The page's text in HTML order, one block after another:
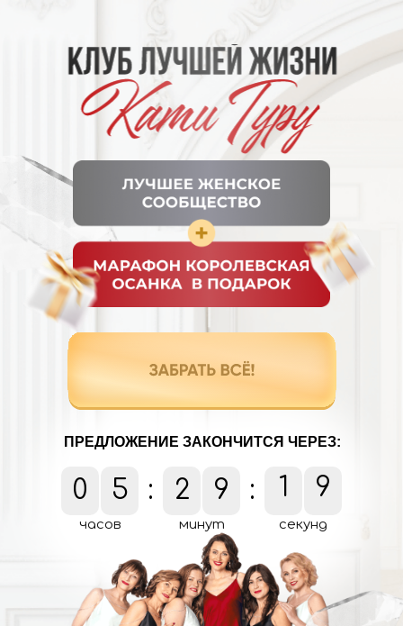
0 5
часов
: 2 9
минут
:
1
8
7
секунд
ПРЕДЛОЖЕНИЕ ЗАКОНЧИТСЯ ЧЕРЕЗ: